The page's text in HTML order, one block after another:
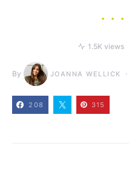
1.5K views
By JOANNA WELLICK
208 315